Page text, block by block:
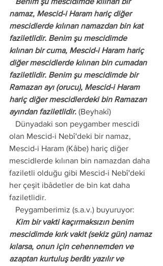
namaz, Mescid-i Haram hariç diğer
mescidlerde kılınan namazdan bin kat
faziletlidir. Benim şu mescidimde
kılınan bir cuma, Mescid-i Haram hariç
diğer mescidlerde kılınan bin cumadan
faziletlidir. Benim şu mescidimde bir
Ramazan ayı (orucu), Mescid-i Haram
hariç diğer mescidlerdeki bin Ramazan
ayından faziletlidir. (Beyhakî)
olan Mescid-i Nebî'deki bir namaz,
Mescid-i Haram (Kâbe) hariç diğer
mescidlerde kılınan bin namazdan daha
faziletli olduğu gibi Mescid-i Nebî'deki
her çeşit ibâdetler de bin kat daha
faziletlidir.
   Peygamberimiz (s.a.v.) buyuruyor:
mescidimde kırk vakit (sekiz gün) namaz
kılarsa, onun için cehennemden ve
azaptan kurtuluş berâtı yazılır ve